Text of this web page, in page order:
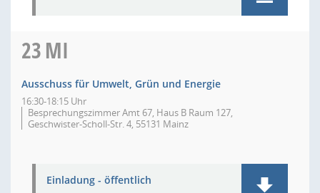
23MI
Ausschuss für Umwelt, Grün und Energie
16:30-18:15 Uhr
Besprechungszimmer Amt 67, Haus B Raum 127,
Geschwister-Scholl-Str. 4, 55131 Mainz
Einladung - öffentlich